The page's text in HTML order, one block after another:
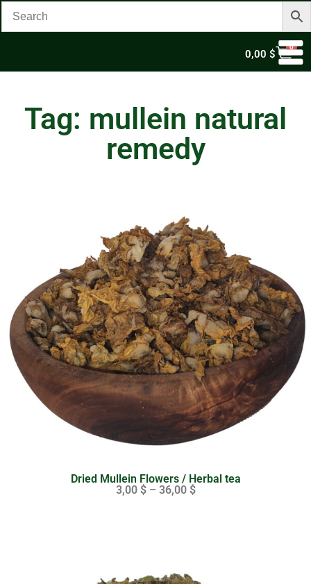
0,00$
0
Tag: mullein natural
remedy
Dried Mullein Flowers / Herbal tea
3,00 $ – 36,00 $